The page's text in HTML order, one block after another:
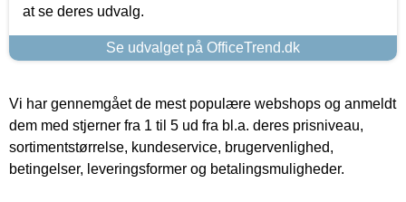
at se deres udvalg.
Se udvalget på OfficeTrend.dk
Vi har gennemgået de mest populære webshops og anmeldt
dem med stjerner fra 1 til 5 ud fra bl.a. deres prisniveau,
sortimentstørrelse, kundeservice, brugervenlighed,
betingelser, leveringsformer og betalingsmuligheder.